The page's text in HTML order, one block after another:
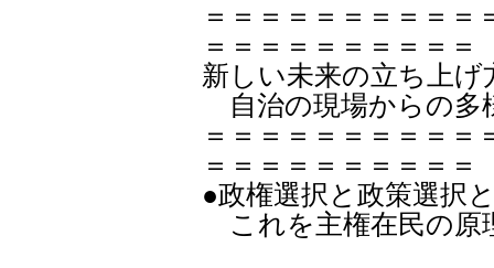
＝＝＝＝＝＝＝＝＝＝
＝＝＝＝＝＝＝＝＝＝
新しい未来の立ち上
自治の現場からの多
＝＝＝＝＝＝＝＝＝＝
＝＝＝＝＝＝＝＝＝＝
●政権選択と政策選択
これを主権在民の原